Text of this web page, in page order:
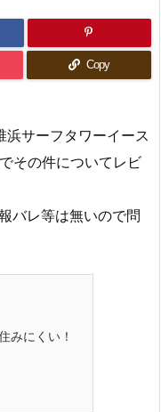
Copy
サーフタワーイース
その件についてレビ
バレ等は無いので問
みにくい！